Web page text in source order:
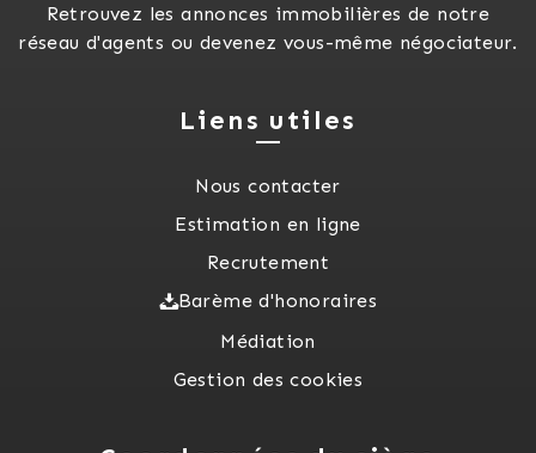
Retrouvez les annonces immobilières de notre
réseau d'agents ou devenez vous-même négociateur.
Liens utiles
Nous contacter
Estimation en ligne
Recrutement
Barème d'honoraires
Médiation
Gestion des cookies